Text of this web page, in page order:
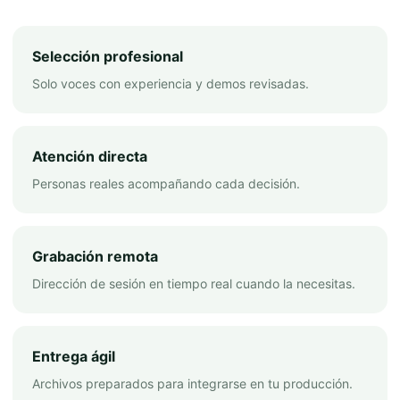
Selección profesional
Solo voces con experiencia y demos revisadas.
Atención directa
Personas reales acompañando cada decisión.
Grabación remota
Dirección de sesión en tiempo real cuando la necesitas.
Entrega ágil
Archivos preparados para integrarse en tu producción.